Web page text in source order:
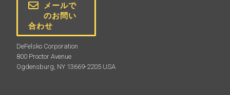
メールで
のお問い
合わせ
DeFelsko Corporation
800 Proctor Avenue
Ogdensburg, NY 13669-2205 USA